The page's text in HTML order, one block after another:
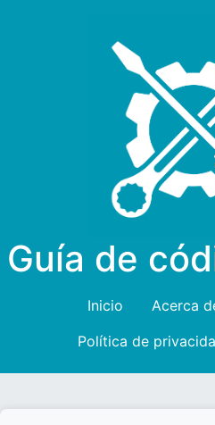
Guía de
Inicio Acerca
Política de